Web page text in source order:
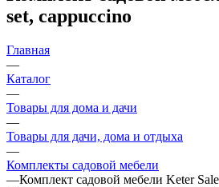
set, cappuccino
Главная
—
Каталог
—
Товары для дома и дачи
—
Товары для дачи, дома и отдыха
—
Комплекты садовой мебели
—Комплект садовой мебели Keter